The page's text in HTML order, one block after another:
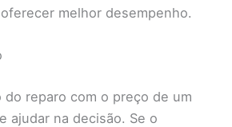
melhor desempenho.
do reparo com o preço de um
ajudar na decisão. Se o